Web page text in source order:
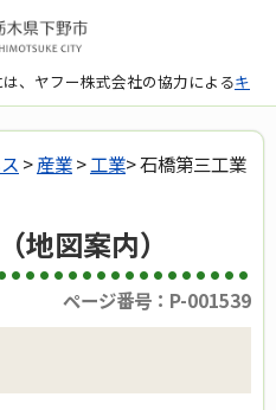
、ヤフー株式会社の協力によるキ
>産業>工業> 石橋第三工業
地図案内）
ページ番号：P-001539